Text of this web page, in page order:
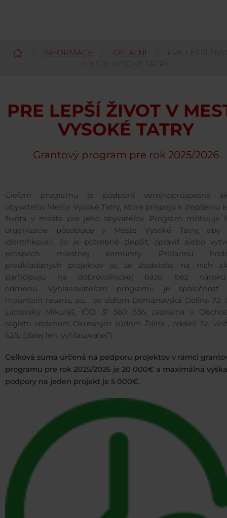
INFORMACE OSTATNÍ
PRE LEPŠÍ
MESTE VYSOKÉ TATRY
PRE LEPŠÍ ŽIVOT V
VYSOKÉ TATRY
Grantový program pre rok 2025/2026
Cieľom programu je podporiť verejnoprospešné
obyvateľov Mesta Vysoké Tatry, ktoré prispejú k zlepšeniu
života v meste pre jeho obyvateľov. Program motivuje
organizácie pôsobiace v Meste Vysoké Tatry, aby
identifikovali, čo je potrebné zlepšiť, opraviť alebo
prospech miestnej komunity. Pridanou
predkladaných projektov je, že žiadatelia na nich
participujú na dobrovoľníckej báze, bez
odmenu. Vyhlasovateľom programu je spoločnosť
mountain resorts, a.s. , so sídlom Demänovská Dolina 72,
Liptovský Mikuláš, IČO: 31 560 636, zapísaná v
registri vedenom Okresným súdom Žilina , oddiel: Sa,
62/L (ďalej len „vyhlasovateľ“).
Celková suma určená na podporu projektov v rámci
programu pre rok 2025/2026 je 20 000€ a maximálna výška
podpory na jeden projekt je 5 000€.